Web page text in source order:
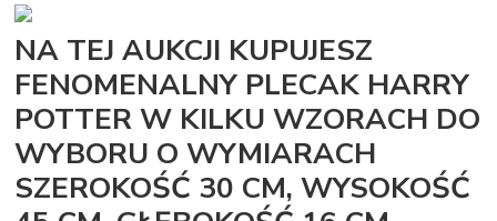
NA TEJ AUKCJI KUPUJESZ
FENOMENALNY PLECAK HARRY
POTTER W KILKU WZORACH DO
WYBORU O WYMIARACH
SZEROKOŚĆ 30 CM, WYSOKOŚĆ